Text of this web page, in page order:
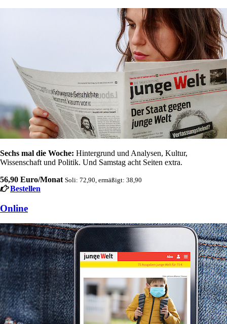
Sechs mal die Woche: Hintergrund und Analysen, Kultur,
Wissenschaft und Politik. Und Samstag acht Seiten extra.
56,90 Euro/Monat Soli: 72,90, ermäßigt: 38,90
Bestellen
Online